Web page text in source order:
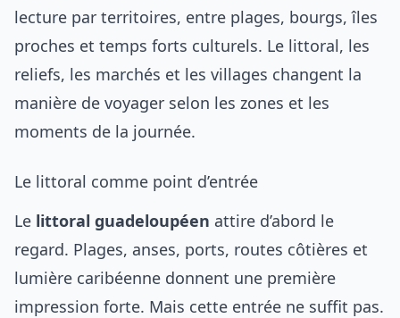
lecture par territoires, entre plages, bourgs, îles
proches et temps forts culturels. Le littoral, les
reliefs, les marchés et les villages changent la
manière de voyager selon les zones et les
moments de la journée.
Le littoral comme point d’entrée
Le littoral guadeloupéen attire d’abord le
regard. Plages, anses, ports, routes côtières et
lumière caribéenne donnent une première
impression forte. Mais cette entrée ne suffit pas.